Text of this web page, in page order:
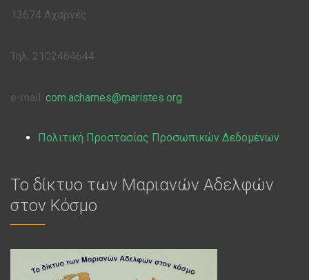
13674 Αχαρνές
Τηλ. 2102464644
e-mail: com.acharnes@maristes.org
Πολιτική Προστασίας Προσωπικών Δεδομένων
Το δίκτυο των Μαριανών Αδελφών
στον Κόσμο